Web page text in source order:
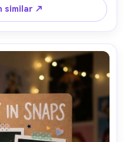
--ar 4:5
similar ↗